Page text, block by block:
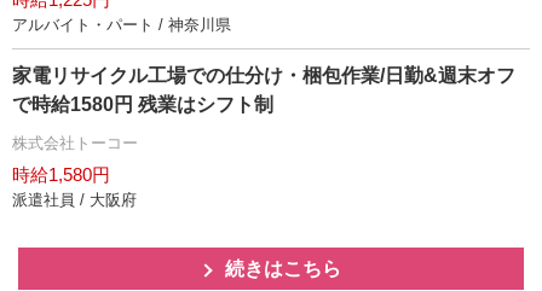
アルバイト・パート / 神奈川県
家電リサイクル工場での仕分け・梱包作業/日勤&週末オフ
で時給1580円 残業はシフト制
株式会社トーコー
時給1,580円
派遣社員 / 大阪府
続きはこちら